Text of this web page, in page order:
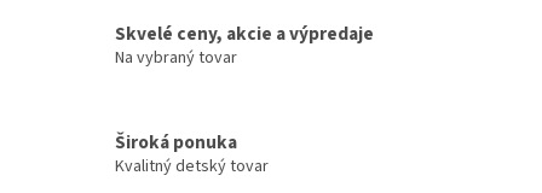
Skvelé ceny, akcie a výpredaje
Na vybraný tovar
Široká ponuka
Kvalitný detský tovar